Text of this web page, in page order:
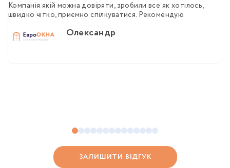
Компанія якій можна довіряти, зробили все як хотілось,
швидко чітко, приємно спілкуватися. Рекомендую
Олександр
ЗАЛИШИТИ ВІДГУК